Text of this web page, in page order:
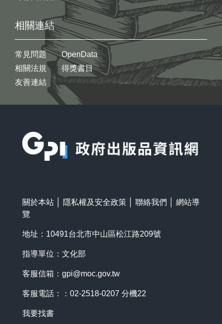
相關連結
常見問題
相關法規
友善連結
OpenData
得獎書目
關於本站 隱私權及安全政策 聯絡我們
網站導
覽
地址：10491台北市中山區松江路209號
指導單位：文化部
客服信箱： gpi@moc.gov.tw
客服電話：：02-2518-0207 分機22
我要找書